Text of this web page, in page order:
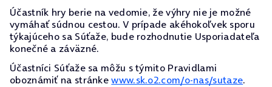
Účastník hry berie na vedomie, že výhry nie je možné
vymáhať súdnou cestou. V prípade akéhokoľvek sporu
týkajúceho sa Súťaže, bude rozhodnutie Usporiadateľa
konečné a záväzné.
Účastníci Súťaže sa môžu s týmito Pravidlami
oboznámiť na stránkewww.sk.o2.com/o-nas/sutaze.